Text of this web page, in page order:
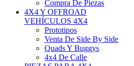
Compra De Piezas
4X4 Y OFFROAD
VEHÍCULOS 4X4
Prototipos
Venta De Side By Side
Quads Y Buggys
4x4 De Calle